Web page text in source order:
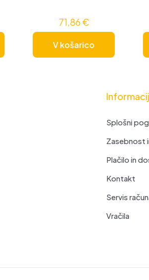
71,86€
V košarico
Splošni
Zasebnost
Plačilo in
Kontakt
Servis
Vračila